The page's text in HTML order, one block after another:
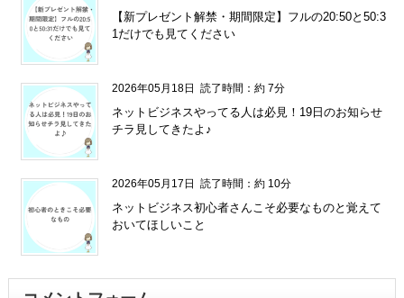
【新プレゼント解禁・期間限定】フルの20:50と50:3
1だけでも見てください
2026年05月18日 読了時間：約 7分
ネットビジネスやってる人は必見！19日のお知らせ
チラ見してきたよ♪
2026年05月17日 読了時間：約 10分
ネットビジネス初心者さんこそ必要なものと覚えて
おいてほしいこと